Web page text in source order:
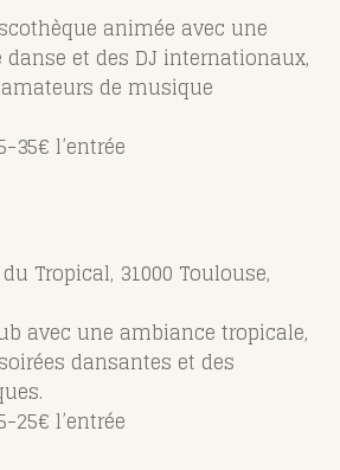
animée avec une
et des DJ internationaux,
de musique
35€ l’entrée
Tropical, 31000 Toulouse,
avec une ambiance tropicale,
dansantes et des
25€ l’entrée